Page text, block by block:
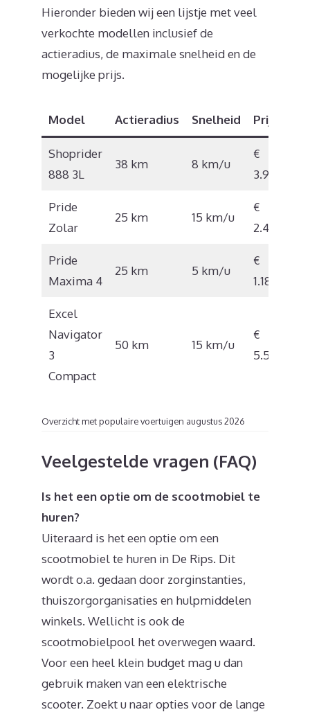
Hieronder bieden wij een lijstje met veel
verkochte modellen inclusief de
actieradius, de maximale snelheid en de
mogelijke prijs.
Model Actieradius Snelheid Prijs
Shoprider
888 3L
38 km 8 km/u
€
3.960
Pride
Zolar
25 km 15 km/u
€
2.495
Pride
Maxima 4
25 km 5 km/u
€
1.180
Excel
Navigator
3
Compact
50 km 15 km/u
€
5.586
Overzicht met populaire voertuigen augustus 2026
Veelgestelde vragen (FAQ)
Is het een optie om de scootmobiel te
huren?
Uiteraard is het een optie om een
scootmobiel te huren in De Rips. Dit
wordt o.a. gedaan door zorginstanties,
thuiszorgorganisaties en hulpmiddelen
winkels. Wellicht is ook de
scootmobielpool het overwegen waard.
Voor een heel klein budget mag u dan
gebruik maken van een elektrische
scooter. Zoekt u naar opties voor de lange